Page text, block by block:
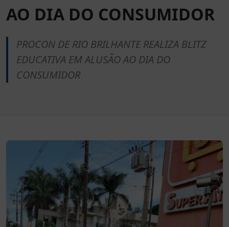
AO DIA DO CONSUMIDOR
PROCON DE RIO BRILHANTE REALIZA BLITZ
EDUCATIVA EM ALUSÃO AO DIA DO
CONSUMIDOR